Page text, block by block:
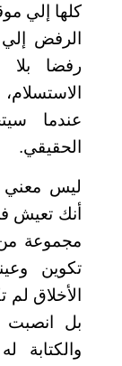
كلها إلي
الرفض إلي
رفضا
عندما
الحقيقي.
ليس معني
أنك تعيش
مجموعة
تكوين
الأخلاق لم
بل انصبت
والكتابة